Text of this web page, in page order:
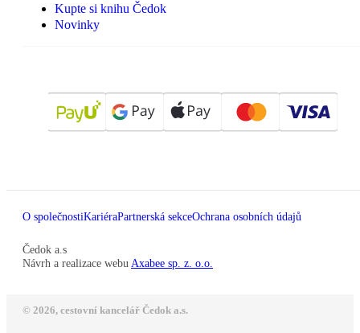
Kupte si knihu Čedok
Novinky
O společnostiKariéraPartnerská sekceOchrana osobních údajů
Čedok a.s
Návrh a realizace webu Axabee sp. z. o.o.
© 2026, cestovní kancelář Čedok a.s.